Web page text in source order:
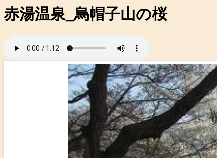
赤湯温泉_烏帽子山の桜